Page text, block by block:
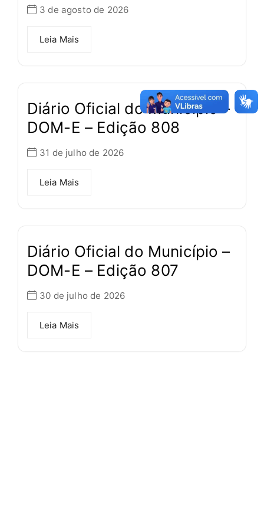
3 de agosto de 2026
Leia Mais
Diário Oficial do Município –
DOM-E – Edição 808
31 de julho de 2026
Leia Mais
Diário Oficial do Município –
DOM-E – Edição 807
30 de julho de 2026
Leia Mais